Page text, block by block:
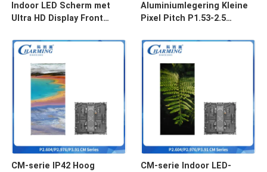
Indoor LED Scherm met
Ultra HD Display Front
Legering Kast
Aluminiumlegering Kleine
Pixel Pitch P1.53-2.5
Evenementen
320x480x61mm
CM-serie IP42 Hoog
CM-serie Indoor LED-